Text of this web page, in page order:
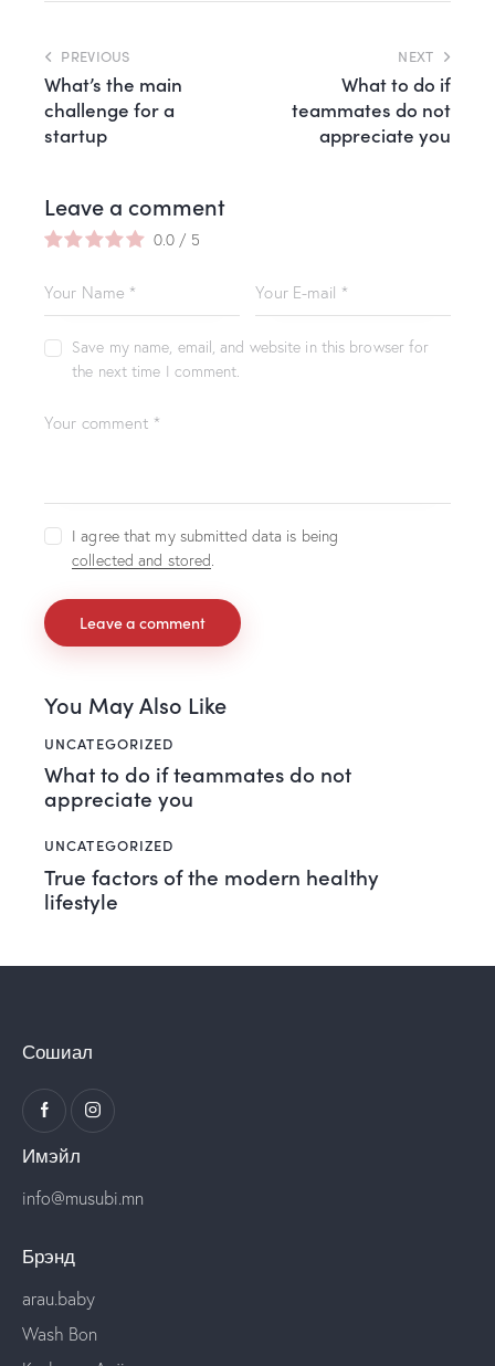
PREVIOUS
What’s the main
challenge for a
startup
NEXT
What to do if
teammates do not
appreciate you
Leave a comment
0.0 / 5
Save my name, email, and website in this browser for
the next time I comment.
I agree that my submitted data is being
collected and stored.
You May Also Like
UNCATEGORIZED
What to do if teammates do not
appreciate you
UNCATEGORIZED
True factors of the modern healthy
lifestyle
Сошиал
Имэйл
info@musubi.mn
Брэнд
arau.baby
Wash Bon